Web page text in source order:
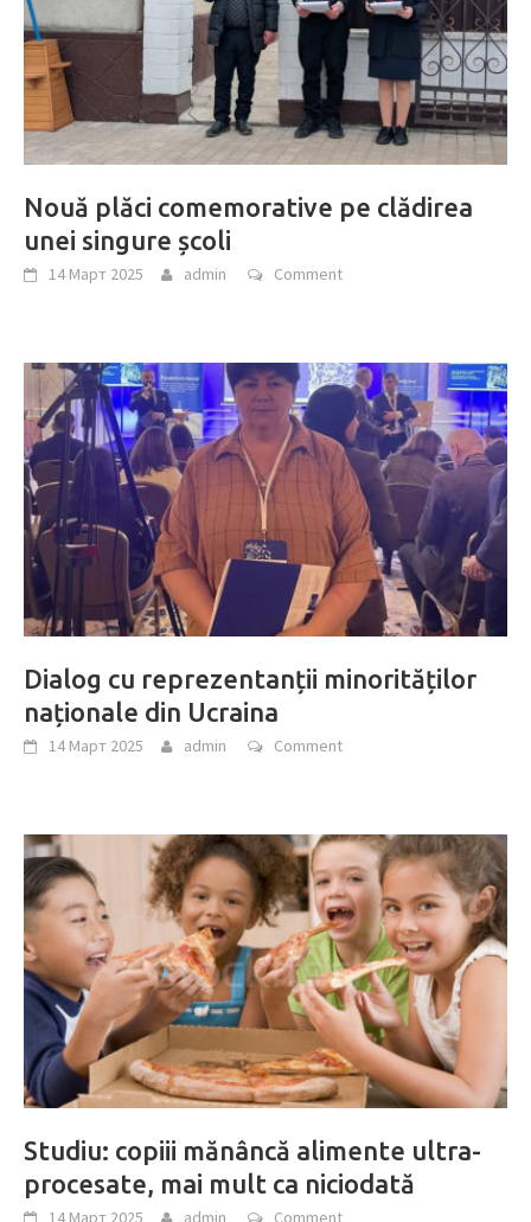
Nouă plăci comemorative pe clădirea
unei singure școli
14 Март 2025 admin Comment
Dialog cu reprezentanții minorităților
naționale din Ucraina
14 Март 2025 admin Comment
Studiu: copiii mănâncă alimente ultra-
procesate, mai mult ca niciodată